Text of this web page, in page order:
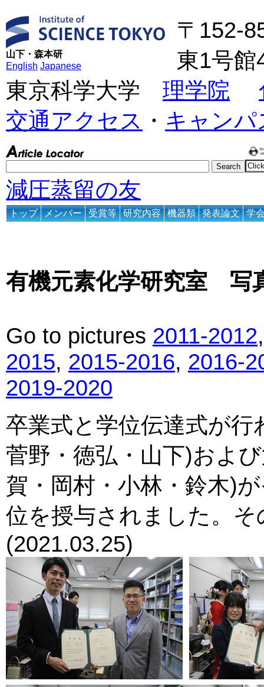
山下・森本研
English Japanese
〒152-
東1号館
東京科学大学 理学院
交通アクセス ・ キャン
減圧蒸留の友
トップ メンバー 受賞等 研究内容 機器類 発表論文 学
有機元素化学研究室 写
Go to pictures 2011-2012
2015, 2015-2016, 2016-
2019-2020
卒業式と学位伝達式が行
菅野・徳弘・山下)およ
賀・岡村・小林・鈴木)
位を授与されました。
(2021.03.25)